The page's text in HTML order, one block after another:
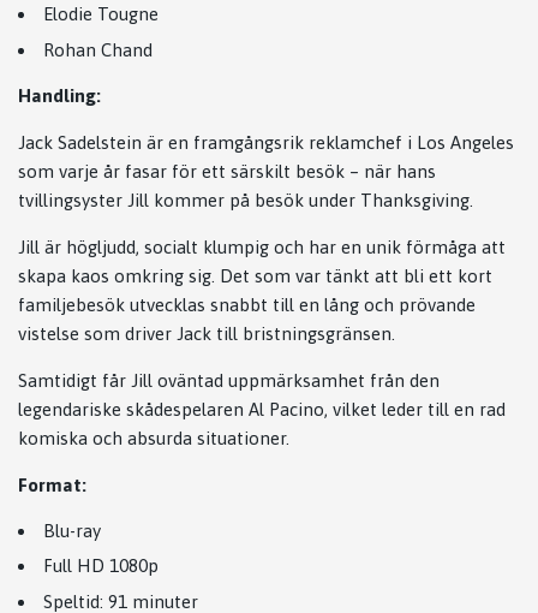
Elodie Tougne
Rohan Chand
Handling:
Jack Sadelstein är en framgångsrik reklamchef i Los Angeles
som varje år fasar för ett särskilt besök – när hans
tvillingsyster Jill kommer på besök under Thanksgiving.
Jill är högljudd, socialt klumpig och har en unik förmåga att
skapa kaos omkring sig. Det som var tänkt att bli ett kort
familjebesök utvecklas snabbt till en lång och prövande
vistelse som driver Jack till bristningsgränsen.
Samtidigt får Jill oväntad uppmärksamhet från den
legendariske skådespelaren Al Pacino, vilket leder till en rad
komiska och absurda situationer.
Format:
Blu-ray
Full HD 1080p
Speltid: 91 minuter